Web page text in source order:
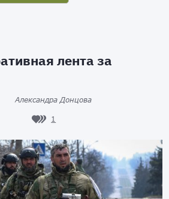
лента за
Александра Донцова
1